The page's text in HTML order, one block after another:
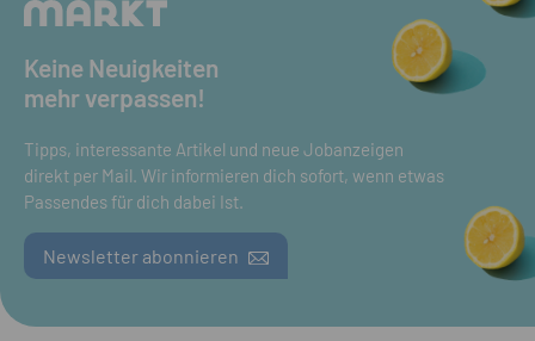
Keine Neuigkeiten
mehr verpassen!
Tipps, interessante Artikel und neue Jobanzeigen
direkt per Mail. Wir informieren dich sofort, wenn etwas
Passendes für dich dabei Ist.
Newsletter abonnieren